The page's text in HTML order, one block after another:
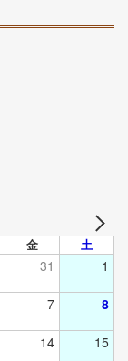
金 土
31 1
7 8
14 15